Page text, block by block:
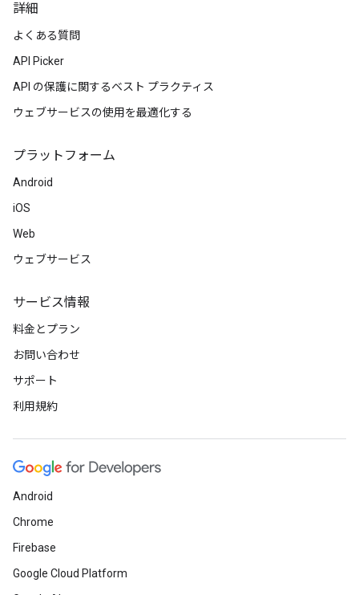
詳細
よくある質問
API Picker
API の保護に関するベスト プラクティス
ウェブサービスの使用を最適化する
プラットフォーム
Android
iOS
Web
ウェブサービス
サービス情報
料金とプラン
お問い合わせ
サポート
利用規約
Android
Chrome
Firebase
Google Cloud Platform